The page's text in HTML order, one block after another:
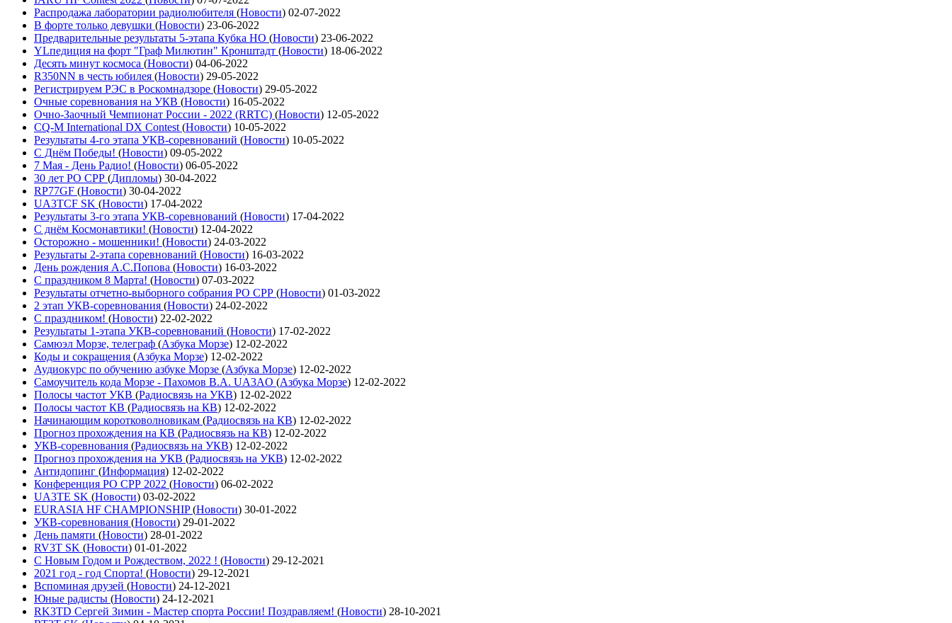
Распродажа лаборатории радиолюбителя (Новости) 02-07-2022
В форте только девушки (Новости) 23-06-2022
Предварительные результаты 5-этапа Кубка НО (Новости) 23-06-2022
YLпедиция на форт "Граф Милютин" Кронштадт (Новости) 18-06-2022
Десять минут космоса (Новости) 04-06-2022
R350NN в честь юбилея (Новости) 29-05-2022
Регистрируем РЭС в Роскомнадзоре (Новости) 29-05-2022
Очные соревнования на УКВ (Новости) 16-05-2022
Очно-Заочный Чемпионат России - 2022 (RRTC) (Новости) 12-05-2022
CQ-M International DX Contest (Новости) 10-05-2022
Результаты 4-го этапа УКВ-соревнований (Новости) 10-05-2022
С Днём Победы! (Новости) 09-05-2022
7 Мая - День Радио! (Новости) 06-05-2022
30 лет РО СРР (Дипломы) 30-04-2022
RP77GF (Новости) 30-04-2022
UA3TCF SK (Новости) 17-04-2022
Результаты 3-го этапа УКВ-соревнований (Новости) 17-04-2022
С днём Космонавтики! (Новости) 12-04-2022
Осторожно - мошенники! (Новости) 24-03-2022
Результаты 2-этапа соревнований (Новости) 16-03-2022
День рождения А.С.Попова (Новости) 16-03-2022
С праздником 8 Марта! (Новости) 07-03-2022
Результаты отчетно-выборного собрания РО СРР (Новости) 01-03-2022
2 этап УКВ-соревнования (Новости) 24-02-2022
С праздником! (Новости) 22-02-2022
Результаты 1-этапа УКВ-соревнований (Новости) 17-02-2022
Самюэл Морзе, телеграф (Азбука Морзе) 12-02-2022
Коды и сокращения (Азбука Морзе) 12-02-2022
Аудиокурс по обучению азбуке Морзе (Азбука Морзе) 12-02-2022
Самоучитель кода Морзе - Пахомов В.А. UA3AO (Азбука Морзе) 12-02-2022
Полосы частот УКВ (Радиосвязь на УКВ) 12-02-2022
Полосы частот КВ (Радиосвязь на КВ) 12-02-2022
Начинающим коротковолновикам (Радиосвязь на КВ) 12-02-2022
Прогноз прохождения на КВ (Радиосвязь на КВ) 12-02-2022
УКВ-соревнования (Радиосвязь на УКВ) 12-02-2022
Прогноз прохождения на УКВ (Радиосвязь на УКВ) 12-02-2022
Антидопинг (Информация) 12-02-2022
Конференция РО СРР 2022 (Новости) 06-02-2022
UA3TE SK (Новости) 03-02-2022
EURASIA HF CHAMPIONSHIP(Новости) 30-01-2022
УКВ-соревнования (Новости) 29-01-2022
День памяти (Новости) 28-01-2022
RV3T SK (Новости) 01-01-2022
С Новым Годом и Рождеством, 2022 ! (Новости) 29-12-2021
2021 год - год Cпорта! (Новости) 29-12-2021
Вспоминая друзей (Новости) 24-12-2021
Юные радисты (Новости) 24-12-2021
RK3TD Сергей Зимин - Мастер спорта России! Поздравляем! (Новости) 28-10-2021